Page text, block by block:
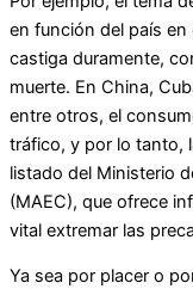
en función del país
castiga duramente,
muerte. En China,
entre otros, el
tráfico, y por lo tanto,
listado del Ministerio
(MAEC), que ofrece
vital extremar las
Ya sea por placer o